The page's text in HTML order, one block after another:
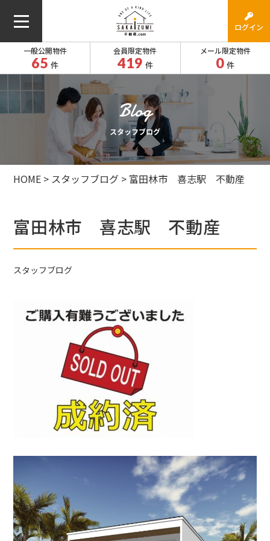
ログイン
一般公開物件
65 件
会員限定物件
419 件
メール限定物件
0 件
スタッフブログ
HOME > スタッフブログ > 富田林市 喜志駅 不動産
富田林市 喜志駅 不動産
スタッフブログ